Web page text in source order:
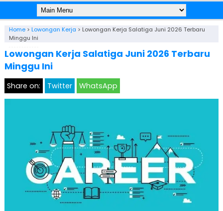
Home> Lowongan Kerja > Lowongan Kerja Salatiga Juni 2026 Terbaru
Minggu Ini
Lowongan Kerja Salatiga Juni 2026 Terbaru
Minggu Ini
Share on: Twitter WhatsApp